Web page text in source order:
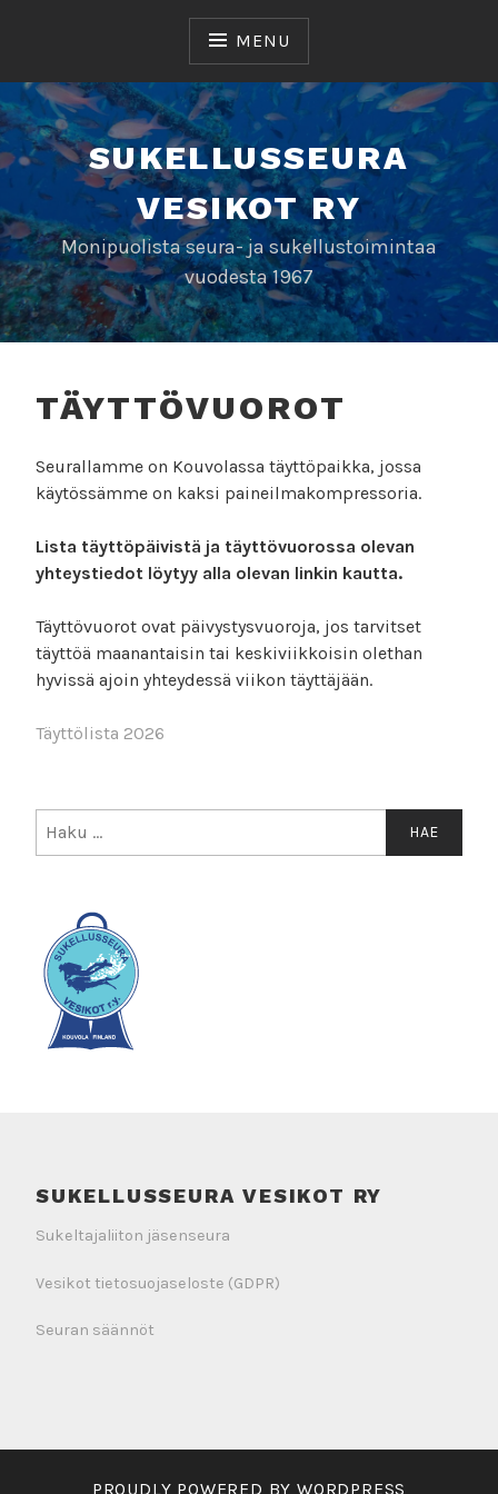
MENU
SUKELLUSSEURA
VESIKOT RY
Monipuolista seura- ja sukellustoimintaa
vuodesta 1967
TÄYTTÖVUOROT
Seurallamme on Kouvolassa täyttöpaikka, jossa
käytössämme on kaksi paineilmakompressoria.
Lista täyttöpäivistä ja täyttövuorossa olevan
yhteystiedot löytyy alla olevan linkin kautta.
Täyttövuorot ovat päivystysvuoroja, jos tarvitset
täyttöä maanantaisin tai keskiviikkoisin olethan
hyvissä ajoin yhteydessä viikon täyttäjään.
Täyttölista 2026
SUKELLUSSEURA VESIKOT RY
Sukeltajaliiton jäsenseura
Vesikot tietosuojaseloste (GDPR)
Seuran säännöt
PROUDLY POWERED BY WORDPRESS